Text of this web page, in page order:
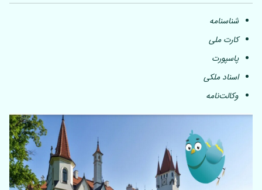
شناسنامه
کارت ملی
پاسپورت
اسناد ملکی
وکالت‌نامه